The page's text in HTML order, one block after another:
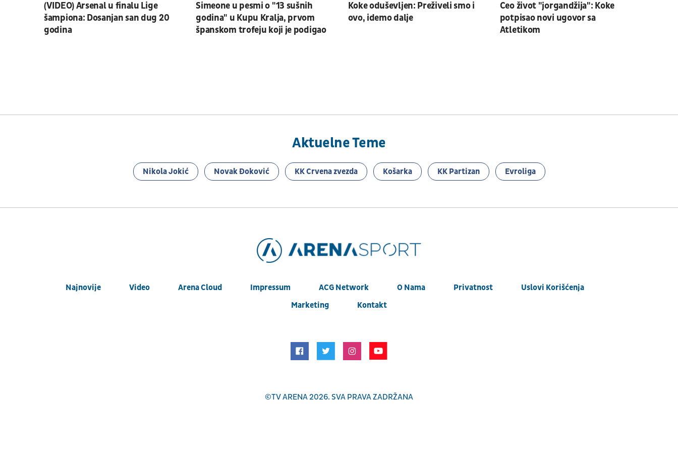
(VIDEO) Arsenal u finalu Lige
šampiona: Dosanjan san dug 20
godina
Simeone u pesmi o "13 sušnih
godina" u Kupu Kralja, prvom
španskom trofeju koji je podigao
Koke oduševljen: Preživeli smo i
ovo, idemo dalje
Ceo život "jorgandžija": Koke
potpisao novi ugovor sa
Atletikom
Aktuelne Teme
Nikola Jokić Novak Đoković KK Crvena zvezda Košarka KK Partizan Evroliga
Najnovije Video Arena Cloud Impressum ACG Network O Nama Privatnost
Uslovi Korišćenja
Marketing
Kontakt
©TV ARENA2026. SVA PRAVA ZADRŽANA